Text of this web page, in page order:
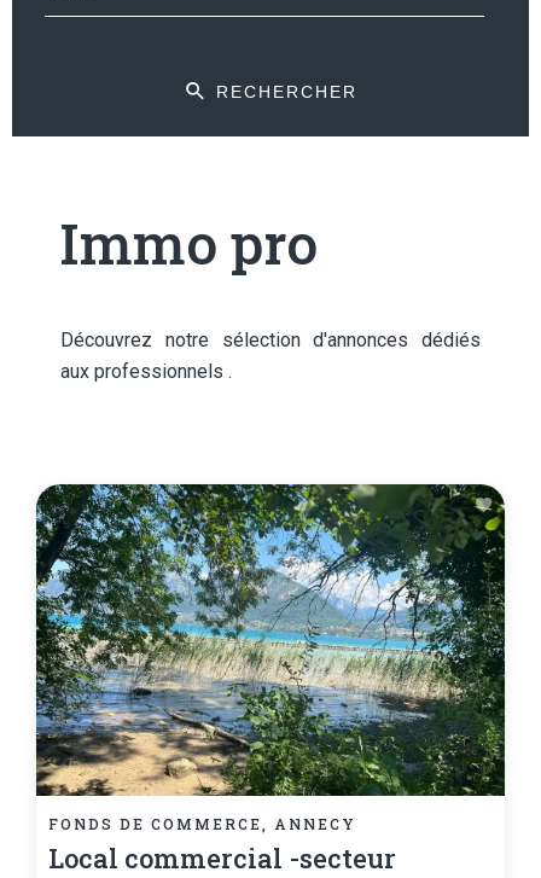
RECHERCHER
Immo pro
Découvrez notre sélection d'annonces dédiés
aux professionnels .
FONDS DE COMMERCE, ANNECY
Local commercial -secteur